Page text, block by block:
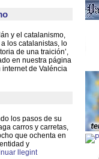
y el catalanismo,
los catalanistas, lo
de una traición’,
en nuestra página
de Valéncia
los pasos de su
carros y carretas,
que ochenta en
y
llegint